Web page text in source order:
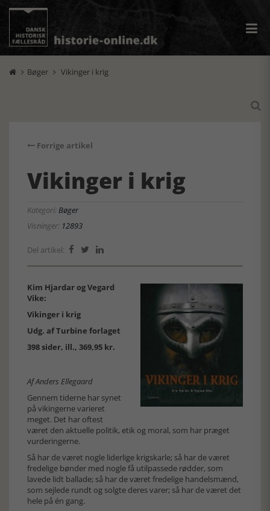
 Bøger  Vikinger i krig

Forrige artikel
Vikinger i krig
Kategori:Bøger
Visninger: 12893
Del artikel:   
Kim Hjardar og Vegard
Vike:
Vikinger i krig
Udg. af Turbine forlaget
398 sider, ill., 369,95 kr.
Af Anders Ellegaard
Gennem tiderne har synet
på vikingerne varieret
meget. Det har oftest
været den aktuelle politik, etik og moral, som har præget
vurderingerne.
Så har de været nogle liderlige krigskarle; så har de været
fredelige bønder med nogle få utilpassede rødder, som
lavede lidt ballade; så har de været fredelige handelsmænd,
som sejlede rundt og solgte deres varer; så har de været det
hele på én gang.